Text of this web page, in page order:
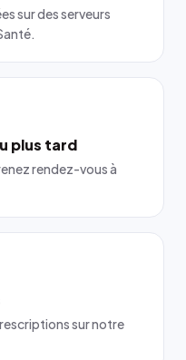
sur des serveurs
plus tard
rendez-vous à
sur notre